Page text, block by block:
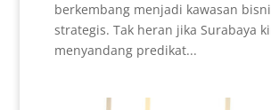
berkembang menjadi kawasan
strategis. Tak heran jika Surabaya
menyandang predikat...